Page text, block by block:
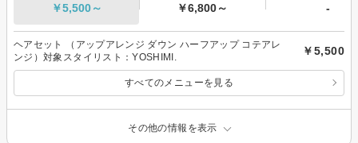
￥5,500～ ￥6,800～ -
ヘアセット （アップアレンジ ダウン ハーフアップ コテアレ
ンジ）対象スタイリスト：YOSHIMI.
￥5,500
すべてのメニューを見る
その他の情報を表示